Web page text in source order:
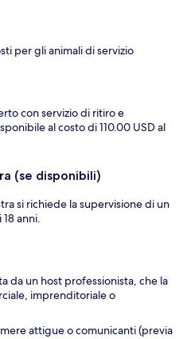
per gli animali di servizio
con servizio di ritiro e
al costo di 110.00 USD al
(se disponibili)
si richiede la supervisione di un
anni.
da un host professionista, che la
imprenditoriale o
attigue o comunicanti (previa